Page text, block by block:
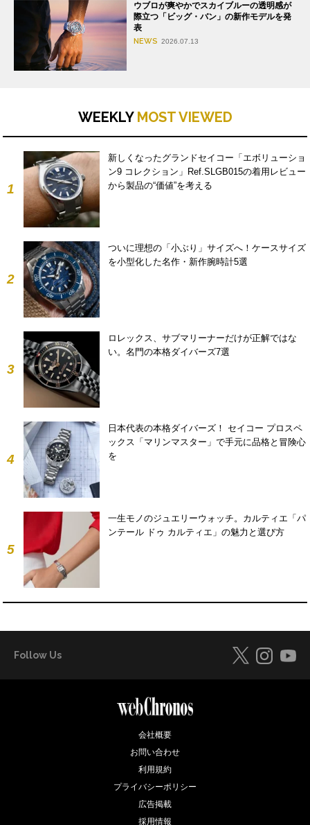
ウブロが爽やかでスカイブルーの透明感が
際立つ「ビッグ・バン」の新作モデルを発
表
NEWS 2026.07.13
WEEKLY MOST VIEWED
1
新しくなったグランドセイコー「エボリューショ
ン9 コレクション」Ref.SLGB015の着用レビュー
から製品の“価値”を考える
2
ついに理想の「小ぶり」サイズへ！ケースサイズ
を小型化した名作・新作腕時計5選
3
ロレックス、サブマリーナーだけが正解ではな
い。名門の本格ダイバーズ7選
4
日本代表の本格ダイバーズ！ セイコー プロスペ
ックス「マリンマスター」で手元に品格と冒険心
を
5
一生モノのジュエリーウォッチ。カルティエ「パ
ンテール ドゥ カルティエ」の魅力と選び方
Follow Us
会社概要
お問い合わせ
利用規約
プライバシーポリシー
広告掲載
採用情報